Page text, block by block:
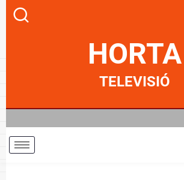
HORTA
TELEVISIÓ